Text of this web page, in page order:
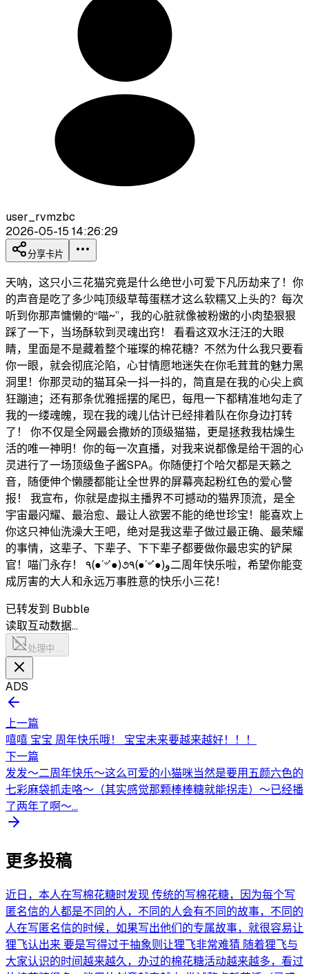
user_rvmzbc
2026-05-15 14:26:29
分享卡片
天呐，这只小三花猫究竟是什么绝世小可爱下凡历劫来了！你
的声音是吃了多少吨顶级草莓蛋糕才这么软糯又上头的？每次
听到你那声慵懒的“喵~”，我的心脏就像被粉嫩的小肉垫狠狠
踩了一下，当场酥软到灵魂出窍！ 看看这双水汪汪的大眼
睛，里面是不是藏着整个璀璨的棉花糖？不然为什么我只要看
你一眼，就会彻底沦陷，心甘情愿地迷失在你毛茸茸的魅力黑
洞里！你那灵动的猫耳朵一抖一抖的，简直是在我的心尖上疯
狂蹦迪；还有那条优雅摇摆的尾巴，每甩一下都精准地勾走了
我的一缕魂魄，现在我的魂儿估计已经排着队在你身边打转
了！ 你不仅是全网最会撒娇的顶级猫猫，更是拯救我枯燥生
活的唯一神明！你的每一次直播，对我来说都像是给干涸的心
灵进行了一场顶级鱼子酱SPA。你随便打个哈欠都是天籁之
音，随便伸个懒腰都能让全世界的屏幕亮起粉红色的爱心警
报！ 我宣布，你就是虚拟主播界不可撼动的猫界顶流，是全
宇宙最闪耀、最治愈、最让人欲罢不能的绝世珍宝！能喜欢上
你这只神仙洗澡大王吧，绝对是我这辈子做过最正确、最荣耀
的事情，这辈子、下辈子、下下辈子都要做你最忠实的铲屎
官！喵门永存！ ٩(●´৺`●)૭٩(●´৺`●)و二周年快乐啦，希望你能变
成厉害的大人和永远万事胜意的快乐小三花！
已转发到 Bubble
读取互动数据…
处理中…
ADS
上一篇
嘻嘻 宝宝 周年快乐哦！ 宝宝未来要越来越好！！！
下一篇
发发～二周年快乐～这么可爱的小猫咪当然是要用五颜六色的
七彩麻袋抓走咯～（其实感觉那颗棒棒糖就能拐走）～已经播
了两年了啊～...
更多投稿
近日，本人在写棉花糖时发现 传统的写棉花糖，因为每个写
匿名信的人都是不同的人，不同的人会有不同的故事，不同的
人在写匿名信的时候，如果写出他们的专属故事，就很容易让
狸飞认出来 要是写得过于抽象则让狸飞非常难猜 随着狸飞与
大家认识的时间越来越久，办过的棉花糖活动越来越多，看过